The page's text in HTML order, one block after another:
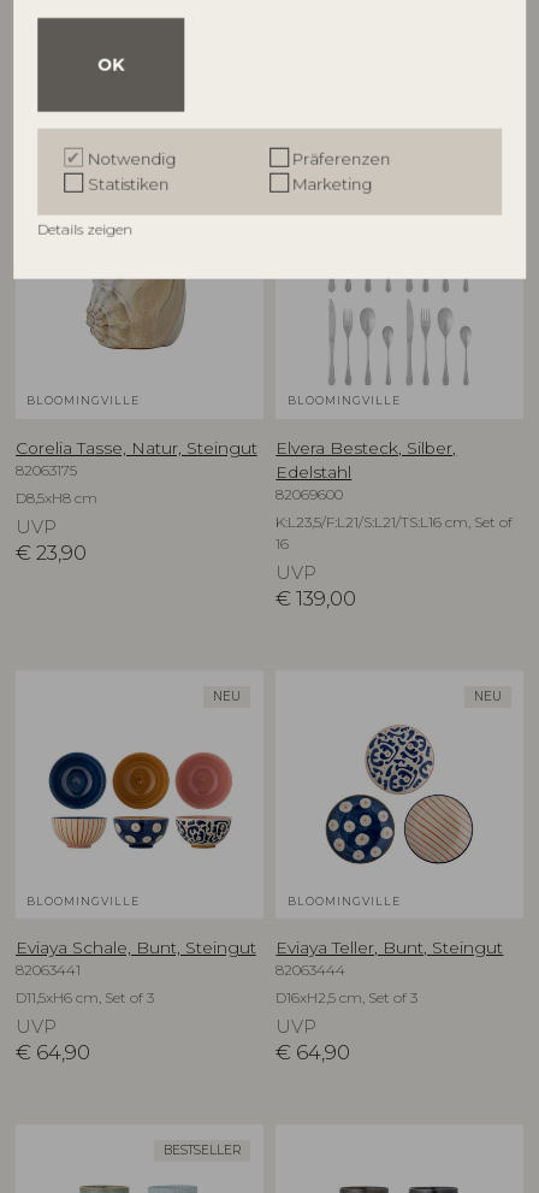
OK
Notwendig
Präferenzen
Statistiken
Marketing
Details zeigen
82063454
BLOOMINGVILLE
Corelia Tasse, Natur, Steingut
82063175
D8,5xH8 cm
UVP
€ 23,90
BLOOMINGVILLE
Elvera Besteck, Silber,
Edelstahl
82069600
K:L23,5/F:L21/S:L21/TS:L16 cm, Set of
16
UVP
€ 139,00
NEU
BLOOMINGVILLE
Eviaya Schale, Bunt, Steingut
82063441
D11,5xH6 cm, Set of 3
UVP
€ 64,90
NEU
BLOOMINGVILLE
Eviaya Teller, Bunt, Steingut
82063444
D16xH2,5 cm, Set of 3
UVP
€ 64,90
BESTSELLER